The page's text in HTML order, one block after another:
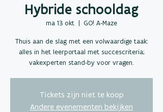
Hybride schooldag
ma 13 okt
  |
GO! A-Maze
Thuis aan de slag met een volwaardige taak:
alles in het leerportaal met succescriteria;
vakexperten stand-by voor vragen.
Tickets zijn niet te koop
Andere evenementen bekijken